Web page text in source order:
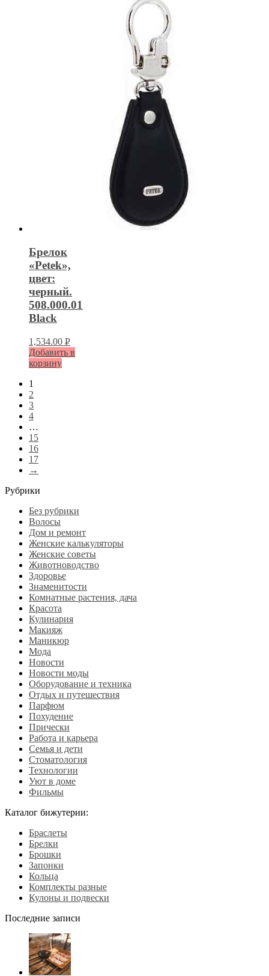
Брелок
«Petek»,
цвет:
черный.
508.000.01
Black
1,534.00 Р
УБ.
Добавить в
корзину
1
2
3
4
…
15
16
17
→
Рубрики
Без рубрики
Волосы
Дом и ремонт
Женские калькуляторы
Женские советы
Животноводство
Здоровье
Знаменитости
Комнатные растения, дача
Красота
Кулинария
Макияж
Маникюр
Мода
Новости
Новости моды
Оборудование и техника
Отдых и путешествия
Парфюм
Похудение
Прически
Работа и карьера
Семья и дети
Стоматология
Технологии
Уют в доме
Фильмы
Каталог бижутерии:
Браслеты
Брелки
Брошки
Запонки
Кольца
Комплекты разные
Кулоны и подвески
Последние записи